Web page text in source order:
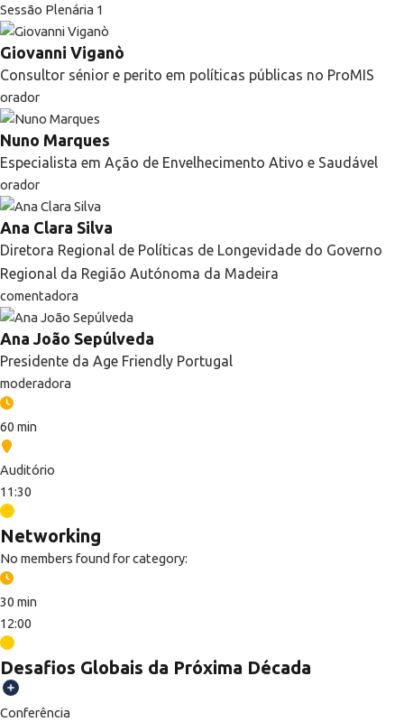
Sessão Plenária 1
Giovanni Viganò
Consultor sénior e perito em políticas públicas no ProMIS
orador
Nuno Marques
Especialista em Ação de Envelhecimento Ativo e Saudável
orador
Ana Clara Silva
Diretora Regional de Políticas de Longevidade do Governo
Regional da Região Autónoma da Madeira
comentadora
Ana João Sepúlveda
Presidente da Age Friendly Portugal
moderadora
60 min
Auditório
11:30
Networking
No members found for category:
30 min
12:00
Desafios Globais da Próxima Década
Conferência